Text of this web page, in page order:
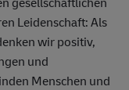
Leidenschaft: Als
wir positiv,
und
Menschen und